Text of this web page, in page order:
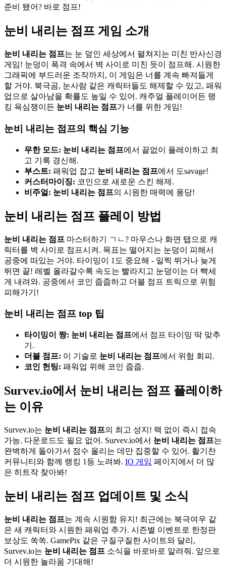
준비 됐어? 바로 점프!
눈비 내리는 점프 게임 소개
눈비 내리는 점프는 눈 덮인 세상에서 펼쳐지는 미친 반사신경
게임! 눈덩이 폭격 속에서 벽 사이로 미친 듯이 점프해. 시원한
그래픽에 부드러운 조작까지, 이 게임은 너를 계속 빠져들게
할 거야. 북극곰, 눈사람 같은 캐릭터들도 해제할 수 있고, 패워
업으로 살아남을 확률도 높일 수 있어. 캐주얼 플레이어든 랭
킹 욕심쟁이든 눈비 내리는 점프가 너를 위한 게임!
눈비 내리는 점프의 핵심 기능
무한 모드: 눈비 내리는 점프에서 끝없이 플레이하고 최
고 기록 경신해.
부스트: 패워업 잡고 눈비 내리는 점프에서 도savage!
커스터마이징: 코인으로 새로운 스킨 해제.
비주얼: 눈비 내리는 점프의 시원한 매력에 퐁당!
눈비 내리는 점프 플레이 방법
눈비 내리는 점프 마스터하기 ㄱㄴ? 마우스나 화면 탭으로 캐
릭터를 벽 사이로 점프시켜. 목표는 떨어지는 눈덩이 피해서
공중에 떠있는 거야. 타이밍이 1도 중요해 - 일찍 뛰거나 늦게
뛰면 끝! 레벨 올라갈수록 속도는 빨라지고 눈덩이는 더 빡세
게 내려와. 공중에서 코인 줍줍하고 더블 점프 트릭으로 위험
피해가기!
눈비 내리는 점프 top 팁
타이밍이 짱: 눈비 내리는 점프에서 점프 타이밍 딱 맞추
기.
더블 점프: 이 기술로 눈비 내리는 점프에서 위험 회피.
코인 헌팅: 패워업 위해 코인 줍줍.
Survev.io에서 눈비 내리는 점프 플레이하
는 이유
Survev.io는 눈비 내리는 점프의 최고 성지! 랙 없이 즉시 접속
가능. 다운로드도 필요 없어. Survev.io에서 눈비 내리는 점프는
완벽하게 돌아가서 점수 올리는 데만 집중할 수 있어. 활기찬
커뮤니티와 함께 랭킹 1등 노려봐. IO 게임 페이지에서 더 많
은 히트작 찾아봐!
눈비 내리는 점프 업데이트 및 소식
눈비 내리는 점프는 계속 시원함 유지! 최근에는 북극여우 같
은 새 캐릭터와 시원한 패워업 추가. 시즌별 이벤트로 한정판
보상도 쏙쏙. GamePix 같은 구질구질한 사이트와 달리,
Survev.io는 눈비 내리는 점프 소식을 바로바로 알려줘. 앞으로
더 시원한 놀라움 기대해!